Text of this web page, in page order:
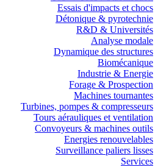
Essais d'impacts et chocs
Détonique & pyrotechnie
R&D & Universités
Analyse modale
Dynamique des structures
Biomécanique
Industrie & Energie
Forage & Prospection
Machines tournantes
Turbines, pompes & compresseurs
Tours aérauliques et ventilation
Convoyeurs & machines outils
Energies renouvelables
Surveillance paliers lisses
Services